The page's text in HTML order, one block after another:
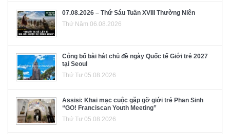
07.08.2026 – Thứ Sáu Tuần XVIII Thường Niên
Thứ Năm 06.08.2026
Công bố bài hát chủ đề ngày Quốc tế Giới trẻ 2027
tại Seoul
Thứ Tư 05.08.2026
Assisi: Khai mạc cuộc gặp gỡ giới trẻ Phan Sinh
“GO! Franciscan Youth Meeting”
Thứ Tư 05.08.2026